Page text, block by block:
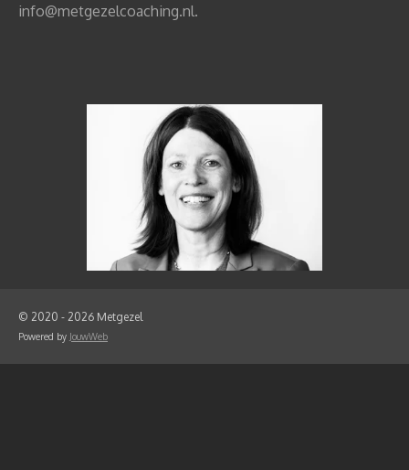
info@metgezelcoaching.nl.
© 2020 - 2026 Metgezel
Powered by JouwWeb